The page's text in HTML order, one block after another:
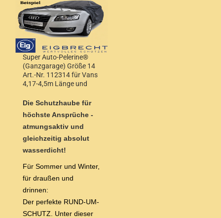
Super Auto-Pelerine®
(Ganzgarage) Größe 14
Art.-Nr. 112314 für Vans
4,17-4,5m Länge und
Die Schutzhaube für
höchste Ansprüche -
atmungsaktiv und
gleichzeitig absolut
wasserdicht!
Für Sommer und Winter,
für draußen und
drinnen:
Der perfekte RUND-UM-
SCHUTZ. Unter dieser